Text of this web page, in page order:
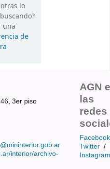
lo
una
de
3er piso
interior/archivo-
AGN
las
redes
Facebook
Twitter /
Instagram